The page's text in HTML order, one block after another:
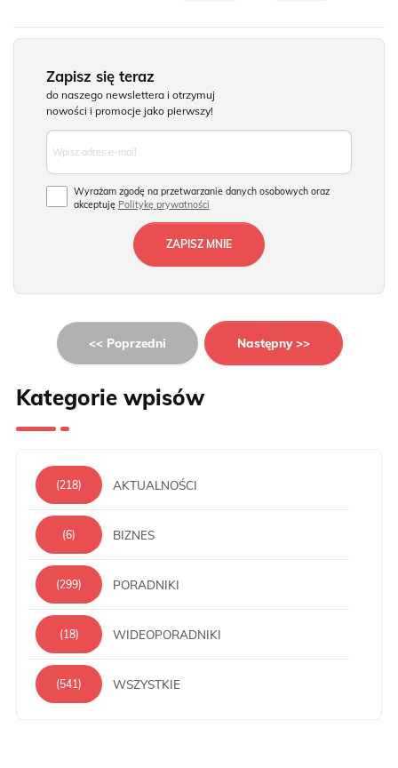
Zapisz się teraz
do naszego newslettera i otrzymuj
nowości i promocje jako pierwszy!
Wyrażam zgodę na przetwarzanie danych osobowych oraz
akceptuję Politykę prywatności
<< Poprzedni Następny >>
Kategorie wpisów
(218) AKTUALNOŚCI
(6) BIZNES
(299) PORADNIKI
(18) WIDEOPORADNIKI
(541) WSZYSTKIE